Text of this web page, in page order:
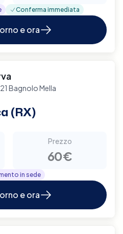
Conferma immediata
e ora
Bagnolo Mella
(RX)
Prezzo
60€
in sede
e ora